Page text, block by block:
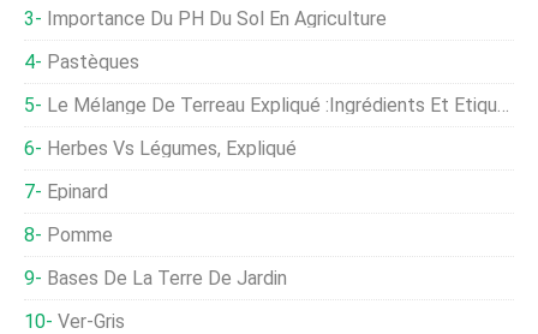
Importance Du PH Du Sol En Agriculture
Pastèques
Le Mélange De Terreau Expliqué :ingrédients Et Étiquettes
Herbes Vs Légumes, Expliqué
Épinard
Pomme
Bases De La Terre De Jardin
Ver-Gris